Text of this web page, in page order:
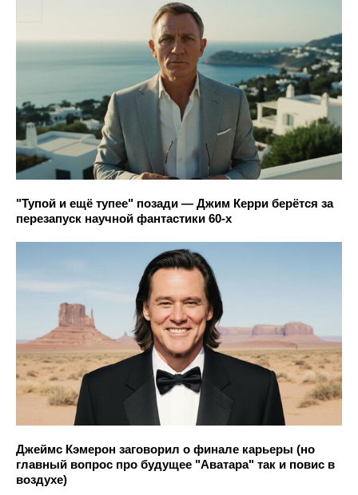
"Тупой и ещё тупее" позади — Джим Керри берётся за
перезапуск научной фантастики 60-х
Джеймс Кэмерон заговорил о финале карьеры (но
главный вопрос про будущее "Аватара" так и повис в
воздухе)